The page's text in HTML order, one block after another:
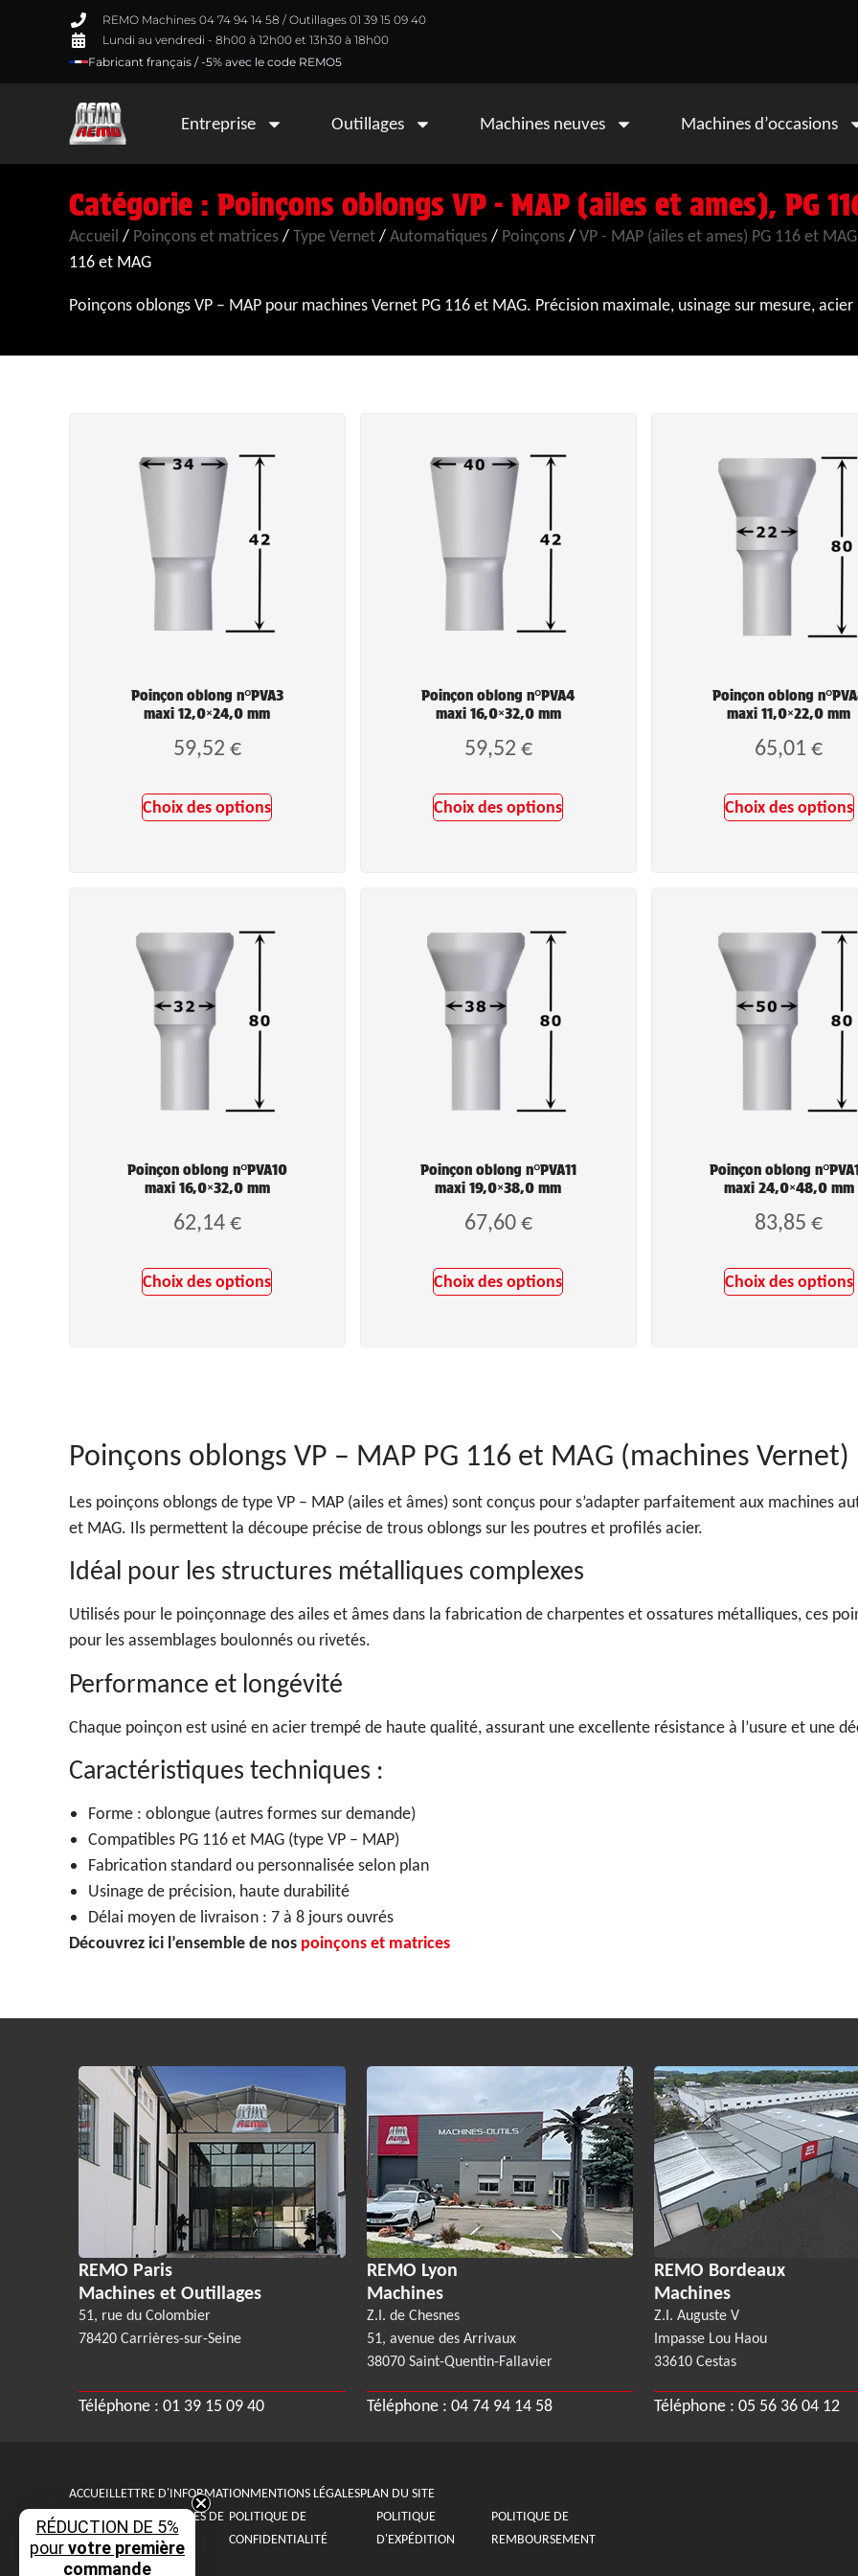
REMO Machines 04 74 94 14 58 / Outillages 01 39 15 09 40
Lundi au vendredi - 8h00 à 12h00 et 13h30 à 18h00
Fabricant français / -5% avec le code REMO5
Entreprise Outillages Machines neuves Machines d’occasions
Catégorie : Poinçons oblongs VP - MAP (ailes et ames), PG
Accueil / Poinçons et matrices/Type Vernet/Automatiques/ Poinçons/VP - MAP (ailes et ames) PG 116 et MAG
116 et MAG
Poinçons oblongs VP – MAP pour machines Vernet PG 116 et MAG. Précision maximale, usinage sur mesure,
Poinçon oblong n°PVA3
maxi 12,0×24,0 mm
59,52€
Choix des options
Poinçon oblong n°PVA4
maxi 16,0×32,0 mm
59,52€
Choix des options
Poinçon oblong
maxi 11,0×22,0 mm
65,01€
Choix des options
Poinçon oblong n°PVA10
maxi 16,0×32,0 mm
62,14€
Choix des options
Poinçon oblong n°PVA11
maxi 19,0×38,0 mm
67,60€
Choix des options
Poinçon oblong
maxi 24,0×48,0 mm
83,85€
Choix des options
Poinçons oblongs VP – MAP PG 116 et MAG (machines Vernet)
Les poinçons oblongs de type VP – MAP (ailes et âmes) sont conçus pour s’adapter parfaitement aux machines
et MAG. Ils permettent la découpe précise de trous oblongs sur les poutres et profilés acier.
Idéal pour les structures métalliques complexes
Utilisés pour le poinçonnage des ailes et âmes dans la fabrication de charpentes et ossatures métalliques, ces
pour les assemblages boulonnés ou rivetés.
Performance et longévité
Chaque poinçon est usiné en acier trempé de haute qualité, assurant une excellente résistance à l’usure et une
Caractéristiques techniques :
Forme : oblongue (autres formes sur demande)
Compatibles PG 116 et MAG (type VP – MAP)
Fabrication standard ou personnalisée selon plan
Usinage de précision, haute durabilité
Délai moyen de livraison : 7 à 8 jours ouvrés
Découvrez ici l’ensemble de nos poinçons et matrices
REMO Paris
Machines et Outillages
51, rue du Colombier
78420 Carrières-sur-Seine
Téléphone : 01 39 15 09 40
REMO Lyon
Machines
Z.I. de Chesnes
51, avenue des Arrivaux
38070 Saint-Quentin-Fallavier
Téléphone : 04 74 94 14 58
REMO Bordeaux
Machines
Z.I. Auguste V
Impasse Lou Haou
33610 Cestas
Téléphone : 05 56 36 04 12
ACCUEILLETTRE D'INFORMATIONMENTIONS LÉGALESPLAN DU SITE
CONDITIONS GÉNÉRALES DE
VENTE
POLITIQUE DE
CONFIDENTIALITÉ
POLITIQUE
D'EXPÉDITION
POLITIQUE DE
REMBOURSEMENT
RÉDUCTION DE 5%
pourvotre première
commande